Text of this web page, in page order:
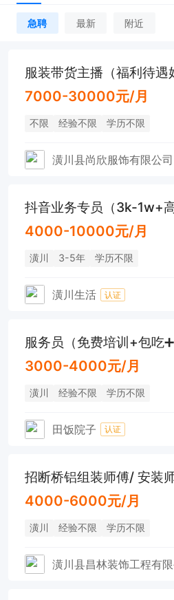
急聘 最新 附近
7000-30000元/月
不限 经验不限 学历不限
潢川县尚欣服饰有限公司
抖音业务专员（3k-1w+高
4000-10000元/月
潢川 3-5年 学历不限
潢川生活 认证
服务员（免费培训+包吃➕
3000-4000元/月
潢川 经验不限 学历不限
田饭院子 认证
4000-6000元/月
潢川 经验不限 学历不限
潢川县昌林装饰工程有